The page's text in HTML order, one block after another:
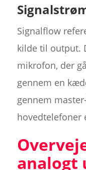
Signalflow
kilde til output.
mikrofon, der
gennem en
gennem
hovedtelefoner
analogt